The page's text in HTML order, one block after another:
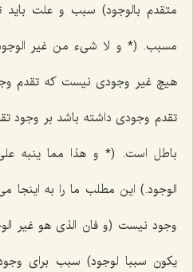
متقدم بالوجود) سبب و علت باید
مسبب. (* و لا شیء من غیر
هیچ غیر وجودى نیست كه تقدم
تقدم وجودى داشته باشد بر وجود
باطل است. (* و هذا مما ینبه
الوجود.) این مطلب ما را به اینجا
وجود نیست (و فان الذى هو غیر
یکون سببا لوجود) سبب براى